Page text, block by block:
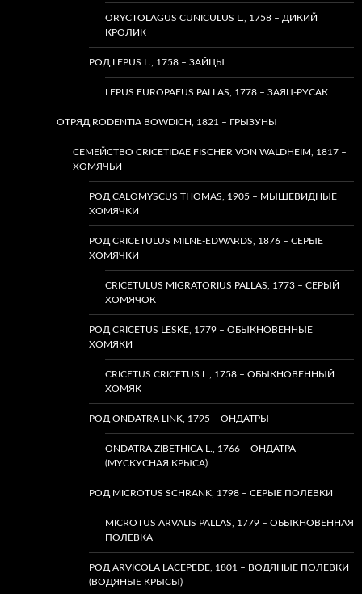
ORYCTOLAGUS CUNICULUS L., 1758 – ДИКИЙ
КРОЛИК
РОД LEPUS L., 1758 – ЗАЙЦЫ
LEPUS EUROPAEUS PALLAS, 1778 – ЗАЯЦ-РУСАК
ОТРЯД RODENTIA BOWDICH, 1821 – ГРЫЗУНЫ
СЕМЕЙСТВО CRICETIDAE FISCHER VON WALDHEIM, 1817 –
ХОМЯЧЬИ
РОД CALOMYSCUS THOMAS, 1905 – МЫШЕВИДНЫЕ
ХОМЯЧКИ
РОД CRICETULUS MILNE-EDWARDS, 1876 – СЕРЫЕ
ХОМЯЧКИ
CRICETULUS MIGRATORIUS PALLAS, 1773 – СЕРЫЙ
ХОМЯЧОК
РОД CRICETUS LESKE, 1779 – ОБЫКНОВЕННЫЕ
ХОМЯКИ
CRICETUS CRICETUS L., 1758 – ОБЫКНОВЕННЫЙ
ХОМЯК
РОД ONDATRA LINK, 1795 – ОНДАТРЫ
ONDATRA ZIBETHICA L., 1766 – ОНДАТРА
(МУСКУСНАЯ КРЫСА)
РОД MICROTUS SCHRANK, 1798 – СЕРЫЕ ПОЛЕВКИ
MICROTUS ARVALIS PALLAS, 1779 – ОБЫКНОВЕННАЯ
ПОЛЕВКА
РОД ARVICOLA LACEPEDE, 1801 – ВОДЯНЫЕ ПОЛЕВКИ
(ВОДЯНЫЕ КРЫСЫ)